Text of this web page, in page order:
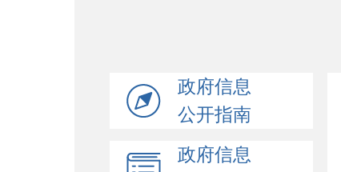
政府信息
公开指南
政府信息